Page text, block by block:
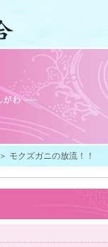
＞ モクズガニの放流！！